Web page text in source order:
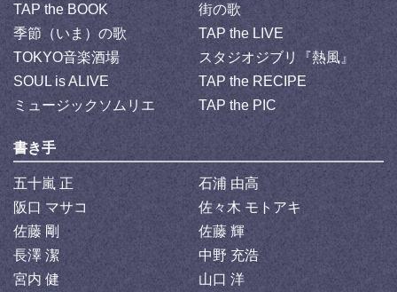
TAP the BOOK
街の歌
季節（いま）の歌
TAP the LIVE
TOKYO音楽酒場
スタジオジブリ『熱風』
SOUL is ALIVE
TAP the RECIPE
ミュージックソムリエ
TAP the PIC
書き手
五十嵐 正
石浦 由高
阪口 マサコ
佐々木 モトアキ
佐藤 剛
佐藤 輝
長澤 潔
中野 充浩
宮内 健
山口 洋